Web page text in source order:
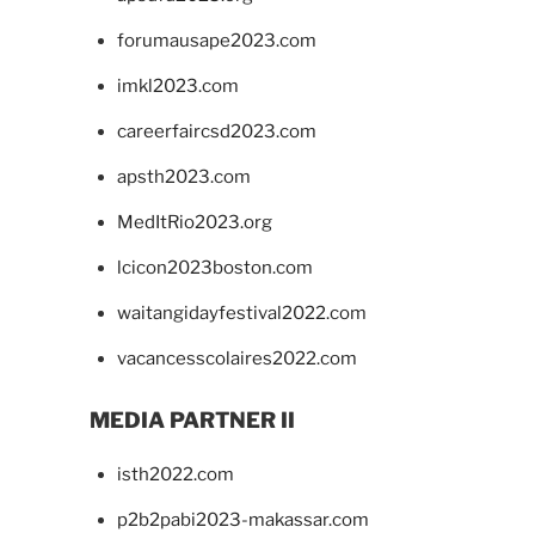
forumausape2023.com
imkl2023.com
careerfaircsd2023.com
apsth2023.com
MedItRio2023.org
lcicon2023boston.com
waitangidayfestival2022.com
vacancesscolaires2022.com
MEDIA PARTNER II
isth2022.com
p2b2pabi2023-makassar.com